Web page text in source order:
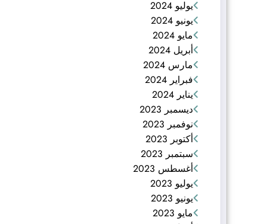
يوليو 2024
يونيو 2024
مايو 2024
أبريل 2024
مارس 2024
فبراير 2024
يناير 2024
ديسمبر 2023
نوفمبر 2023
أكتوبر 2023
سبتمبر 2023
أغسطس 2023
يوليو 2023
يونيو 2023
مايو 2023